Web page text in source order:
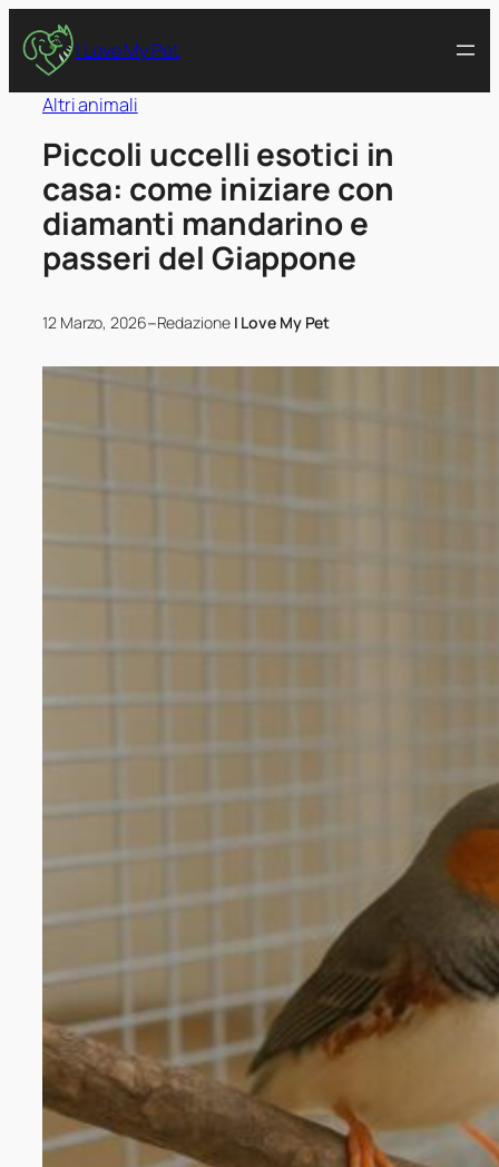
I Love My Pet
Altri animali
Piccoli uccelli esotici in
casa: come iniziare con
diamanti mandarino e
passeri del Giappone
12 Marzo, 2026–Redazione I Love My Pet